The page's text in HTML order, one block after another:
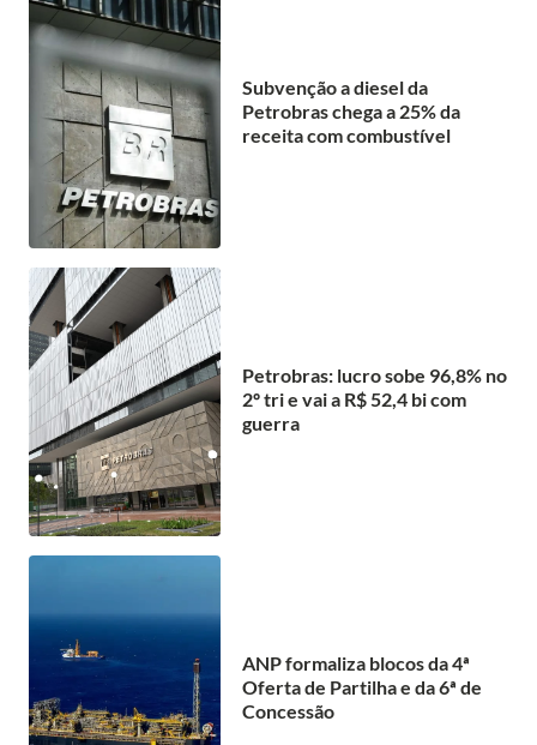
Subvenção a diesel da
Petrobras chega a 25% da
receita com combustível
Petrobras: lucro sobe 96,8% no
2º tri e vai a R$ 52,4 bi com
guerra
ANP formaliza blocos da 4ª
Oferta de Partilha e da 6ª de
Concessão